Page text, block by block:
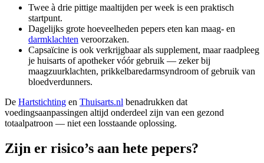
Twee à drie pittige maaltijden per week is een praktisch
startpunt.
Dagelijks grote hoeveelheden pepers eten kan maag- en
darmklachten veroorzaken.
Capsaïcine is ook verkrijgbaar als supplement, maar raadpleeg
je huisarts of apotheker vóór gebruik — zeker bij
maagzuurklachten, prikkelbaredarmsyndroom of gebruik van
bloedverdunners.
De Hartstichting en Thuisarts.nl benadrukken dat
voedingsaanpassingen altijd onderdeel zijn van een gezond
totaalpatroon — niet een losstaande oplossing.
Zijn er risico’s aan hete pepers?